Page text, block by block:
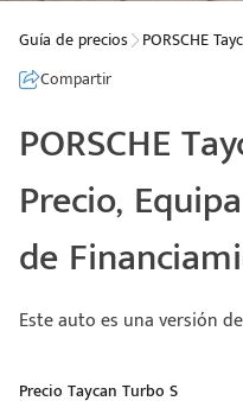
Guía de precios PORSCHE
Compartir
PORSCHE
Precio,
de
Este auto es una versión de
Precio Taycan Turbo S